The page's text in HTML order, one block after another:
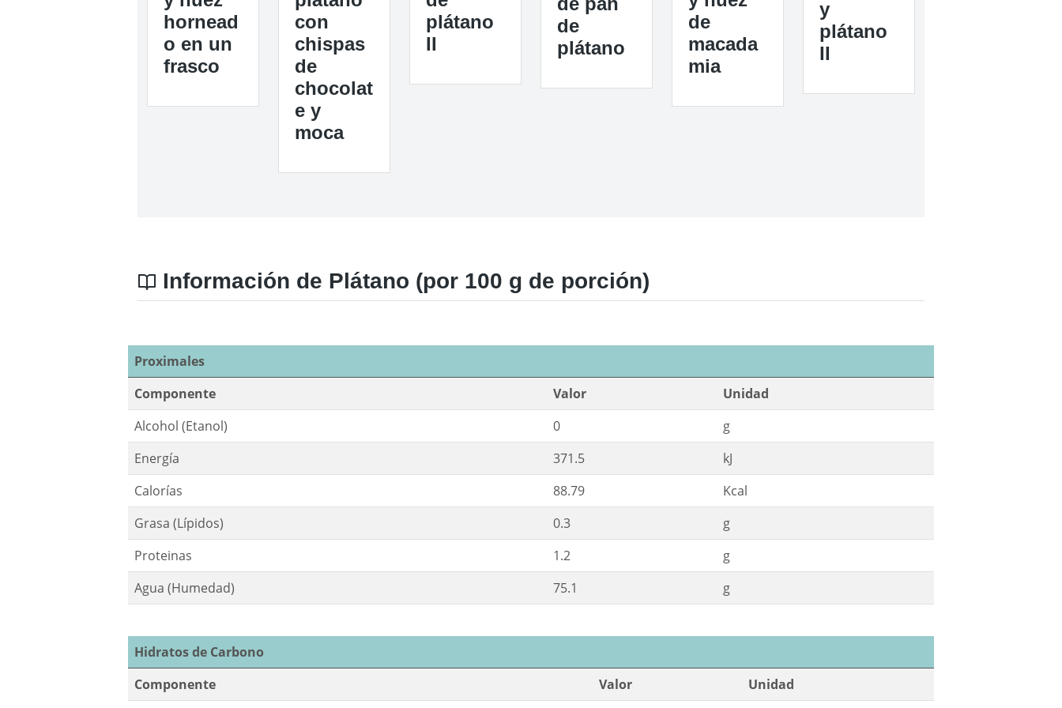
hornead
o en un
frasco
con
chispas
de
chocolat
e y
moca
plátano
II
de
plátano
de
macada
mia
y
plátano
II
Información de Plátano (por 100 g de porción)
Proximales
Componente
Valor
Unidad
Alcohol (Etanol)
0
g
Energía
371.5
kJ
Calorías
88.79
Kcal
Grasa (Lípidos)
0.3
g
Proteinas
1.2
g
Agua (Humedad)
75.1 g
Hidratos de Carbono
Componente
Valor
Unidad